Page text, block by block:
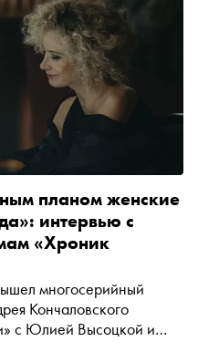
планом женские
интервью с
«Хроник
многосерийный
Кончаловского
с Юлией Высоцкой и